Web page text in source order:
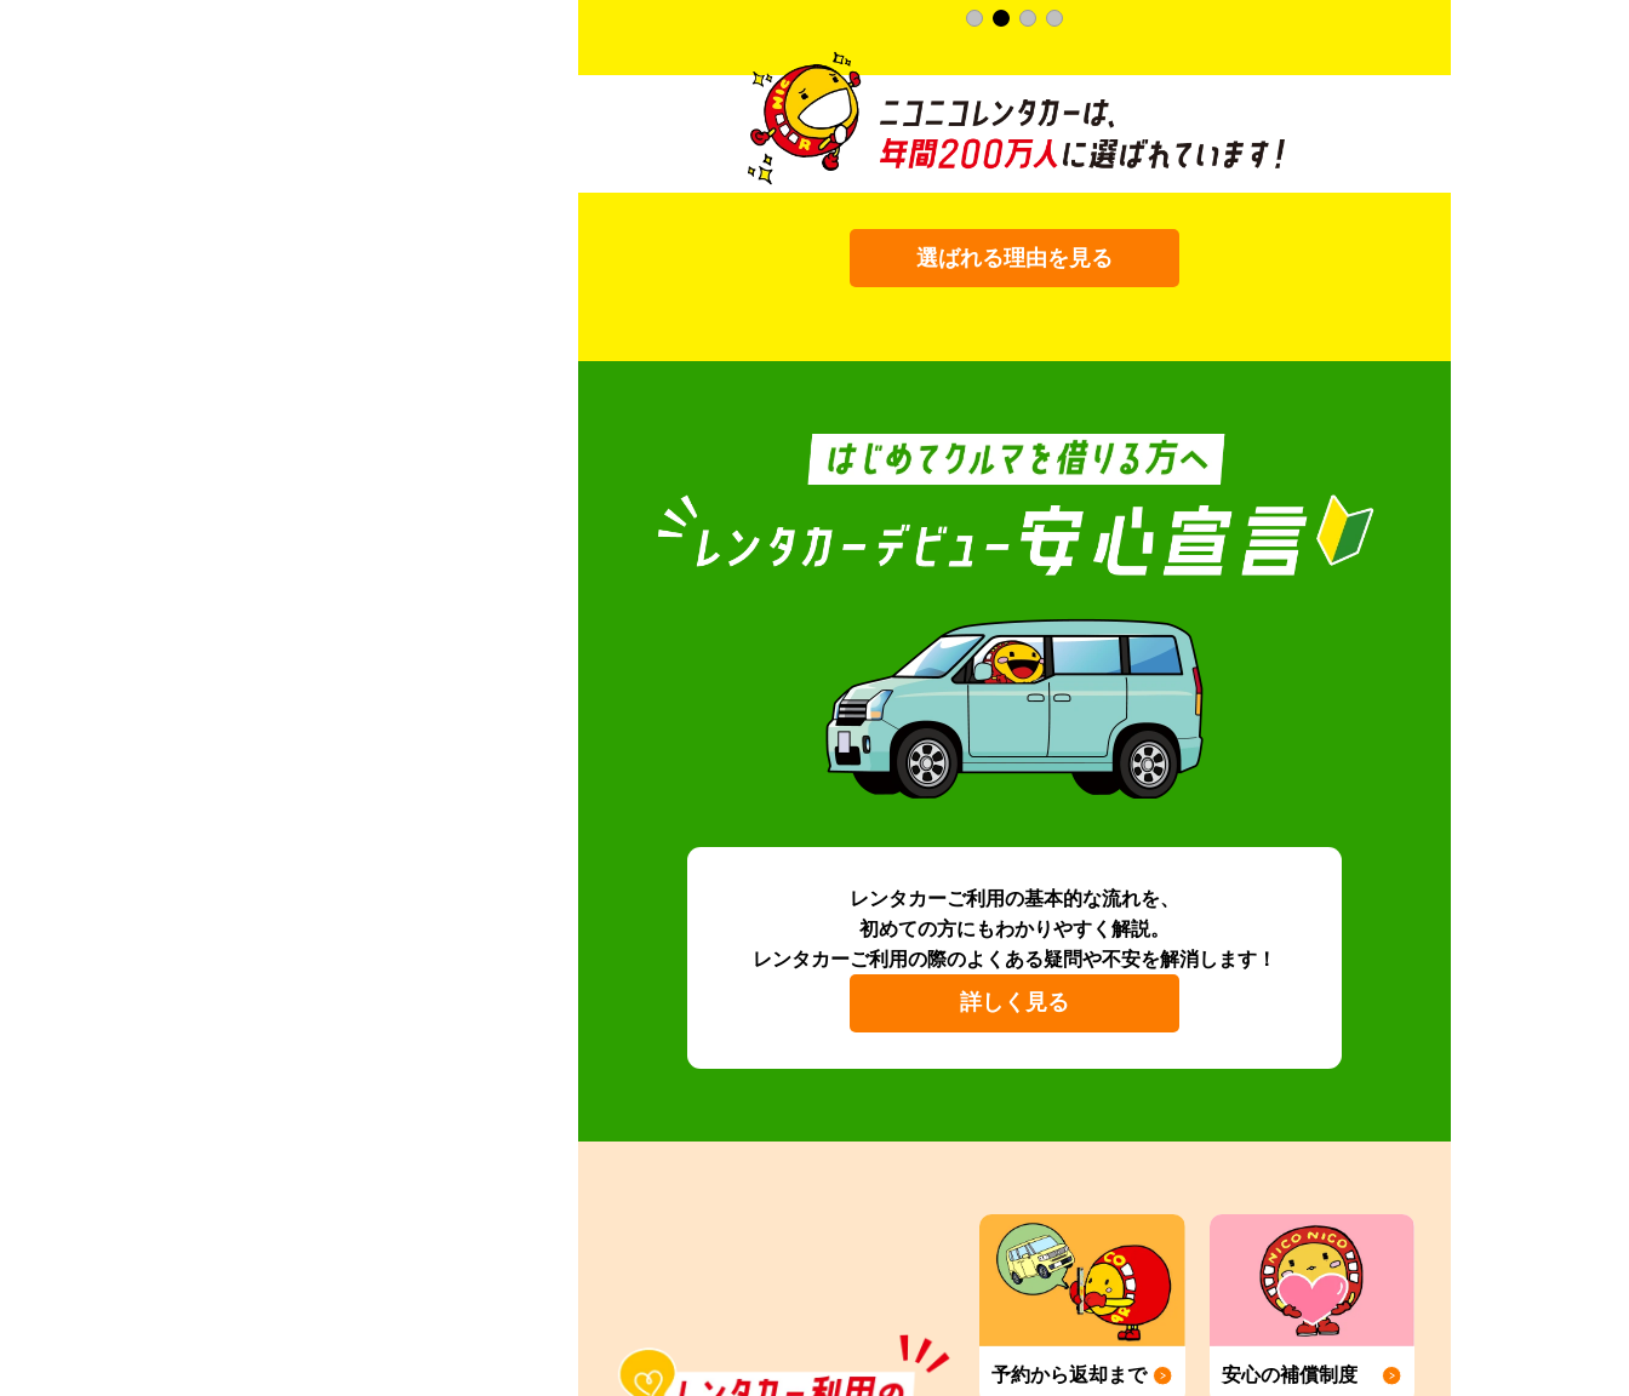
選ばれる理由を見る
レンタカーご利用の基本的な流れを、
初めての方にもわかりやすく解説。
レンタカーご利用の際のよくある疑問や不安を解消します！
詳しく見る
予約から返却まで 安心の補償制度